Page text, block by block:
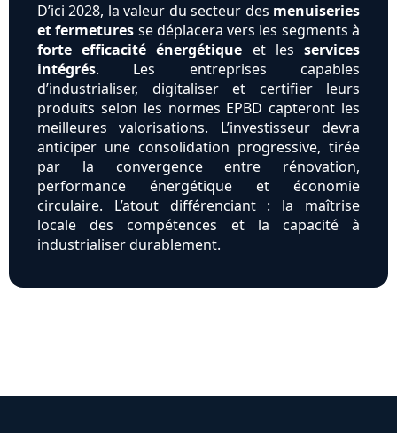
D’ici 2028, la valeur du secteur des menuiseries
et fermetures se déplacera vers les segments à
forte efficacité énergétique et lesservices
intégrés. Les entreprises capables
d’industrialiser, digitaliser et certifier leurs
produits selon les normes EPBD capteront les
meilleures valorisations. L’investisseur devra
anticiper une consolidation progressive, tirée
par la convergence entre rénovation,
performance énergétique et économie
circulaire. L’atout différenciant : la maîtrise
locale des compétences et la capacité à
industrialiser durablement.